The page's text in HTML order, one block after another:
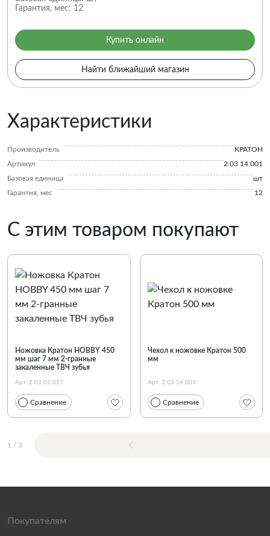
Гарантия, мес: 12
Купить онлайн
Найти ближайший магазин
Характеристики
Производитель
КРАТОН
Артикул
2 03 14 001
Базовая единица
шт
Гарантия, мес
12
С этим товаром покупают
Ножовка Кратон HOBBY 450
мм шаг 7 мм 2-гранные
закаленные ТВЧ зубья
Арт. 2 03 01 017
Сравнение
Чехол к ножовке Кратон 500
мм
Арт. 2 03 14 003
Сравнение
1 / 3
Покупателям